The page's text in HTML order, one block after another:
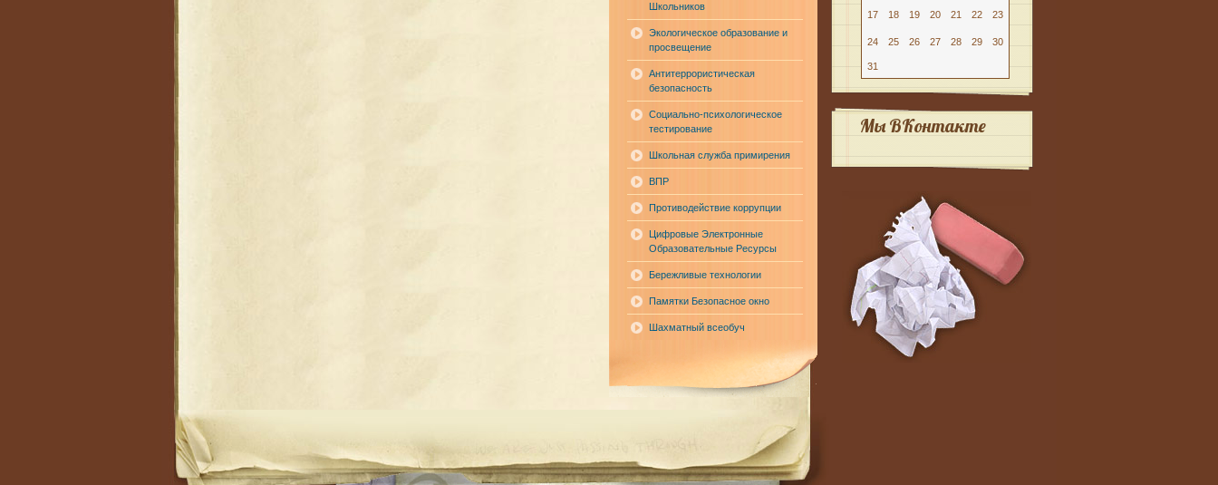
Школьников
Экологическое образование и
просвещение
Антитеррористическая
безопасность
Социально-психологическое
тестирование
Школьная служба примирения
ВПР
Противодействие коррупции
Цифровые Электронные
Образовательные Ресурсы
Бережливые технологии
Памятки Безопасное окно
Шахматный всеобуч
17 18 19 20 21 22 23
24 25 26 27 28 29 30
31
Мы ВКонтакте